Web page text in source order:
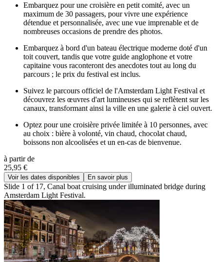
Embarquez pour une croisière en petit comité, avec un
maximum de 30 passagers, pour vivre une expérience
détendue et personnalisée, avec une vue imprenable et de
nombreuses occasions de prendre des photos.
Embarquez à bord d'un bateau électrique moderne doté d'un
toit couvert, tandis que votre guide anglophone et votre
capitaine vous raconteront des anecdotes tout au long du
parcours ; le prix du festival est inclus.
Suivez le parcours officiel de l'Amsterdam Light Festival et
découvrez les œuvres d'art lumineuses qui se reflètent sur les
canaux, transformant ainsi la ville en une galerie à ciel ouvert.
Optez pour une croisière privée limitée à 10 personnes, avec
au choix : bière à volonté, vin chaud, chocolat chaud,
boissons non alcoolisées et un en-cas de bienvenue.
à partir de
25,95 €
Voir les dates disponibles En savoir plus
Slide 1 of 17, Canal boat cruising under illuminated bridge during
Amsterdam Light Festival.